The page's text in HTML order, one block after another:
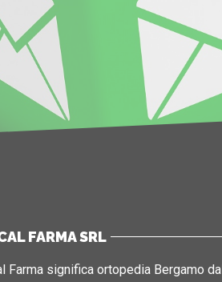
FARMA SRL
Farma significa ortopedia Bergamo dal